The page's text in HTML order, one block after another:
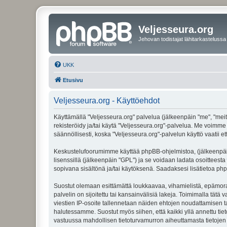
Veljesseura.org
Jehovan todistajat lähitarkastelussa
UKK
Etusivu
Veljesseura.org - Käyttöehdot
Käyttämällä "Veljesseura.org" palvelua (jälkeenpäin "me",
rekisteröidy ja/tai käytä "Veljesseura.org"-palvelua. Me
säännöllisesti, koska "Veljesseura.org"-palvelun käyttö vaatii
Keskustelufoorumimme käyttää phpBB-ohjelmistoa,
lisenssillä (jälkeenpäin "GPL") ja se voidaan ladata osoitteesta
sopivana sisältönä ja/tai käytöksenä. Saadaksesi lisätietoa
Suostut olemaan esittämättä loukkaavaa, vihamielistä,
palvelin on sijoitettu tai kansainvälisiä lakeja. Toimimalla tätä
viestien IP-osoite tallennetaan näiden ehtojen noudattamisen
halutessamme. Suostut myös siihen, että kaikki yllä annettu
vastuussa mahdollisen tietoturvamurron aiheuttamasta